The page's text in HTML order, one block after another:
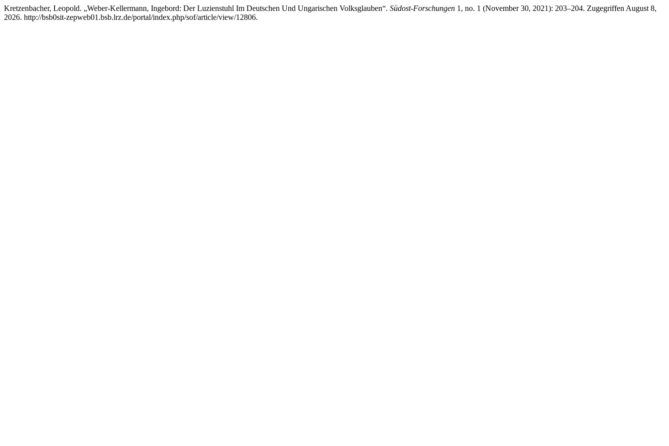
Kretzenbacher, Leopold. „Weber-Kellermann, Ingebord: Der Luzienstuhl Im Deutschen Und Ungarischen Volksglauben“. Südost-Forschungen 1, no. 1 (November 30, 2021): 203–204. Zugegriffen August 8,
2026. http://bsb0sit-zepweb01.bsb.lrz.de/portal/index.php/sof/article/view/12806.